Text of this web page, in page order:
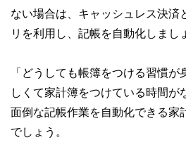
ない場合は、キャッシュレス決済
リを利用し、記帳を自動化しまし
「どうしても帳簿をつける習慣
しくて家計簿をつけている時間が
面倒な記帳作業を自動化できる家
でしょう。